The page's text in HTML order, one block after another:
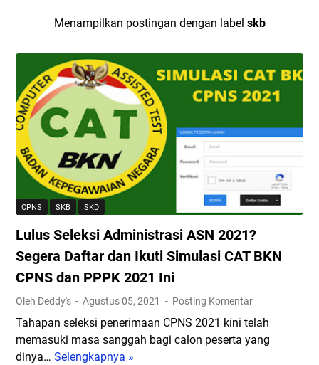
Menampilkan postingan dengan label skb
CPNS SKB SKD
Lulus Seleksi Administrasi ASN 2021?
Segera Daftar dan Ikuti Simulasi CAT BKN
CPNS dan PPPK 2021 Ini
Oleh Deddy's Agustus 05, 2021 Posting Komentar
Tahapan seleksi penerimaan CPNS 2021 kini telah
memasuki masa sanggah bagi calon peserta yang
dinya… Selengkapnya »